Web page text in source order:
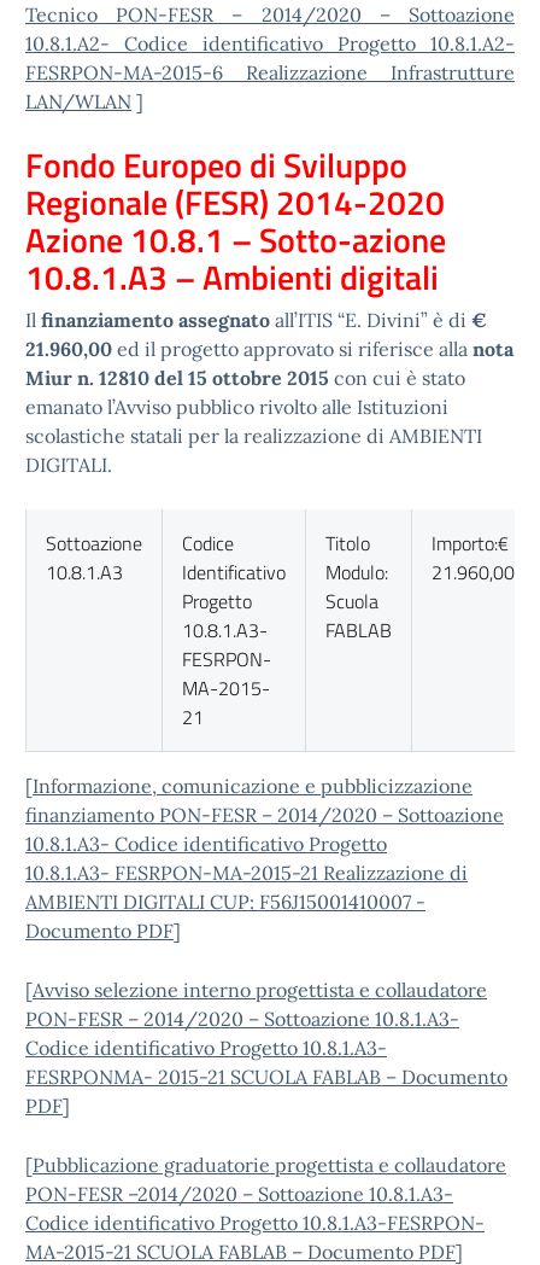
Tecnico PON-FESR – 2014/2020 – Sottoazione
10.8.1.A2- Codice identificativo Progetto 10.8.1.A2-
FESRPON-MA-2015-6 Realizzazione Infrastrutture
LAN/WLAN ]
Fondo Europeo di Sviluppo
Regionale (FESR) 2014-2020
Azione 10.8.1 – Sotto-azione
10.8.1.A3 – Ambienti digitali
Il finanziamento assegnato all’ITIS “E. Divini” è di €
21.960,00 ed il progetto approvato si riferisce alla nota
Miur n. 12810 del 15 ottobre 2015 con cui è stato
emanato l’Avviso pubblico rivolto alle Istituzioni
scolastiche statali per la realizzazione di AMBIENTI
DIGITALI.
Sottoazione
10.8.1.A3
Codice
Identificativo
Progetto
10.8.1.A3-
FESRPON-
MA-2015-
21
Titolo
Modulo:
Scuola
FABLAB
Importo:€
21.960,00
[Informazione, comunicazione e pubblicizzazione
finanziamento PON-FESR – 2014/2020 – Sottoazione
10.8.1.A3- Codice identificativo Progetto
10.8.1.A3- FESRPON-MA-2015-21 Realizzazione di
AMBIENTI DIGITALI CUP: F56J15001410007 -
Documento PDF]
[Avviso selezione interno progettista e collaudatore
PON-FESR – 2014/2020 – Sottoazione 10.8.1.A3-
Codice identificativo Progetto 10.8.1.A3-
FESRPONMA- 2015-21 SCUOLA FABLAB – Documento
PDF]
[Pubblicazione graduatorie progettista e collaudatore
PON-FESR –2014/2020 – Sottoazione 10.8.1.A3-
Codice identificativo Progetto 10.8.1.A3-FESRPON-
MA-2015-21 SCUOLA FABLAB – Documento PDF]